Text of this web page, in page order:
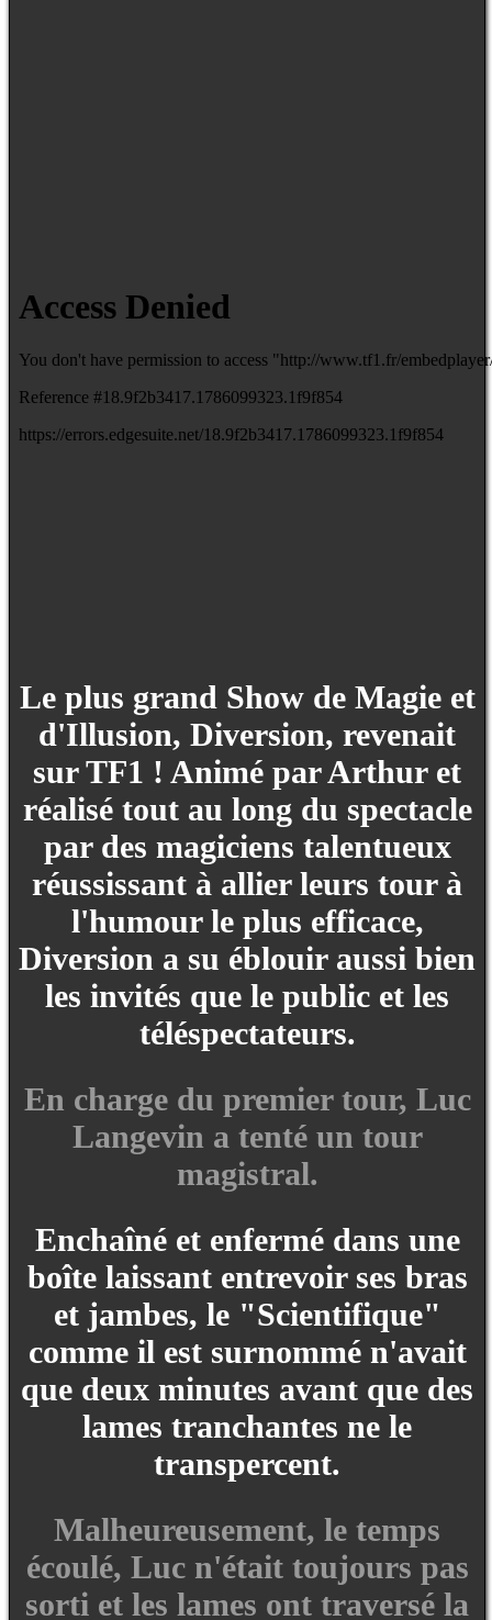
Le plus grand Show de Magie et
d'Illusion, Diversion, revenait
sur TF1 ! Animé par Arthur et
réalisé tout au long du spectacle
par des magiciens talentueux
réussissant à allier leurs tour à
l'humour le plus efficace,
Diversion a su éblouir aussi bien
les invités que le public et les
téléspectateurs.
En charge du premier tour, Luc
Langevin a tenté un tour
magistral.
Enchaîné et enfermé dans une
boîte laissant entrevoir ses bras
et jambes, le "Scientifique"
comme il est surnommé n'avait
que deux minutes avant que des
lames tranchantes ne le
transpercent.
Malheureusement, le temps
écoulé, Luc n'était toujours pas
sorti et les lames ont traversé la